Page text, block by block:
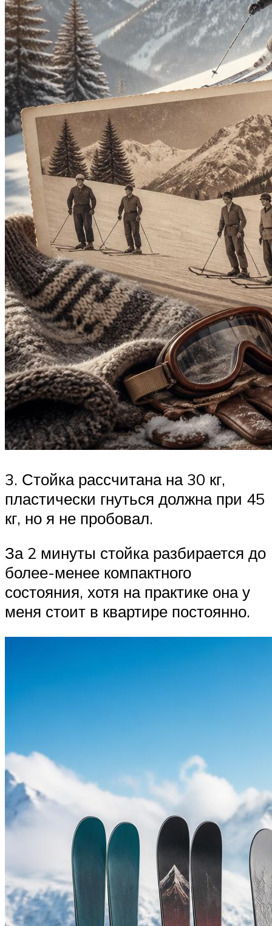
3. Стойка рассчитана на 30 кг,
пластически гнуться должна при 45
кг, но я не пробовал.
За 2 минуты стойка разбирается до
более-менее компактного
состояния, хотя на практике она у
меня стоит в квартире постоянно.